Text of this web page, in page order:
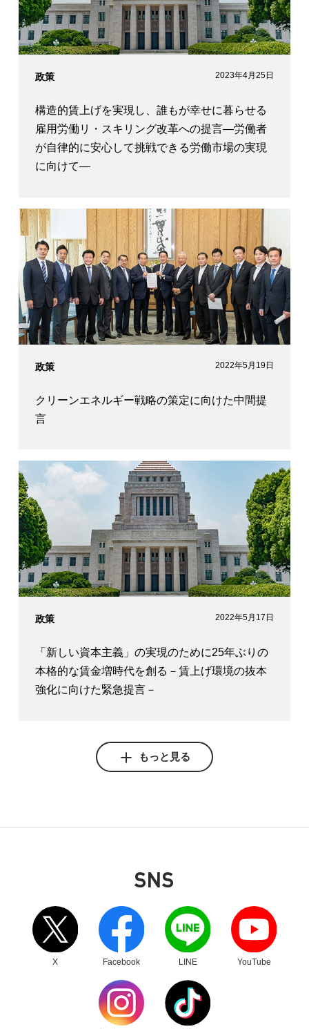
政策 2023年4月25日
構造的賃上げを実現し、誰もが幸せに暮らせる
雇用労働リ・スキリング改革への提言―労働者
が自律的に安心して挑戦できる労働市場の実現
に向けて―
政策 2022年5月19日
クリーンエネルギー戦略の策定に向けた中間提
言
政策 2022年5月17日
「新しい資本主義」の実現のために25年ぶりの
本格的な賃金増時代を創る－賃上げ環境の抜本
強化に向けた緊急提言－
多様な働き方と企業の成長を実現する良質なテ
レワークの推進に向けて
もっと見る
SNS
X
別ウィンドウリンク
Facebook
別ウィンドウリンク
LINE
別ウィンドウリンク
YouTube
別ウィンドウリンク
別ウィンドウリンク別ウィンドウリンク